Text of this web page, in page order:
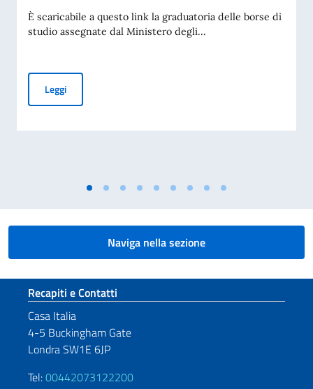
È scaricabile a questo link la graduatoria delle borse di
studio assegnate dal Ministero degli...
LeggiGraduatoria borse di studio MAECI 2026/27
Naviga nella sezione
Sezione footer
Recapiti e Contatti
Casa Italia
4-5 Buckingham Gate
Londra SW1E 6JP
Tel:00442073122200